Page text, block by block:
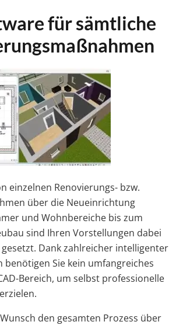
für sämtliche
einzelnen Renovierungs- bzw.
über die Neueinrichtung
und Wohnbereiche bis zum
sind Ihren Vorstellungen dabei
Dank zahlreicher intelligenter
benötigen Sie kein umfangreiches
Bereich, um selbst professionelle
den gesamten Prozess über